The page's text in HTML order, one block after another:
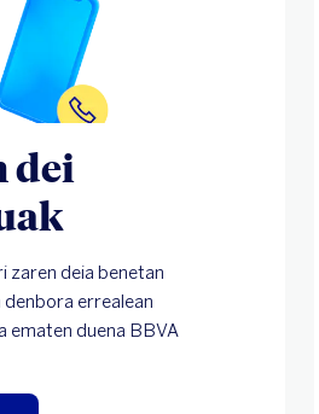
dei
zaren deia benetan
errealean
ematen duena BBVA